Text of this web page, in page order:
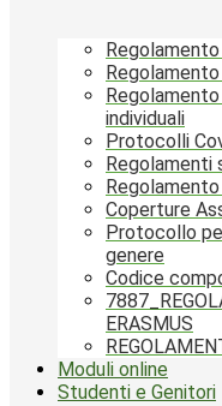
individuali
Protocolli
Regolamenti
Coperture
Protocollo
genere
Codice
ERASMUS
Moduli online
Studenti e Genitori